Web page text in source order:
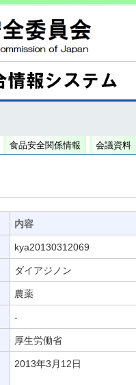
食品安全関係情報 会議資料
内容
kya20130312069
ダイアジノン
農薬
-
厚生労働省
2013年3月12日